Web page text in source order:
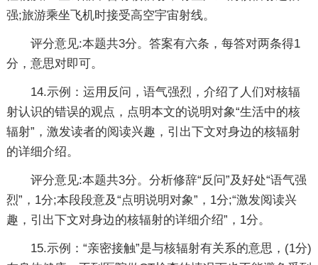
强;旅游乘坐飞机时接受高空宇宙射线。
评分意见:本题共3分。答案有六条，每答对两条得1
分，意思对即可。
14.示例：运用反问，语气强烈，介绍了人们对核辐
射认识的错误的观点，点明本文的说明对象“生活中的核
辐射”，激发读者的阅读兴趣，引出下文对身边的核辐射
的详细介绍。
评分意见:本题共3分。分析修辞“反问”及好处“语气强
烈”，1分;本段段意及“点明说明对象”，1分;“激发阅读兴
趣，引出下文对身边的核辐射的详细介绍”，1分。
15.示例：“亲密接触”是与核辐射有关系的意思，(1分)